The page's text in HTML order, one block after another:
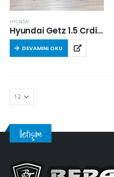
HYUNDAI
Hyundai Getz 1.5 Crdi 2005-2009 Arası Dizel Hava Filtresi
DEVAMINI OKU
İletişim